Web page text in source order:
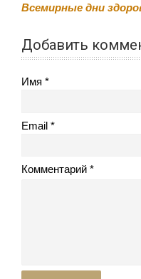
Всемирные дни
Добавить
Имя
Email
Комментарий